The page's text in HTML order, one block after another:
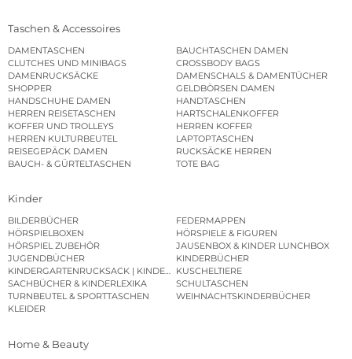
Taschen & Accessoires
DAMENTASCHEN
BAUCHTASCHEN DAMEN
CLUTCHES UND MINIBAGS
CROSSBODY BAGS
DAMENRUCKSÄCKE
DAMENSCHALS & DAMENTÜCHER
SHOPPER
GELDBÖRSEN DAMEN
HANDSCHUHE DAMEN
HANDTASCHEN
HERREN REISETASCHEN
HARTSCHALENKOFFER
KOFFER UND TROLLEYS
HERREN KOFFER
HERREN KULTURBEUTEL
LAPTOPTASCHEN
REISEGEPÄCK DAMEN
RUCKSÄCKE HERREN
BAUCH- & GÜRTELTASCHEN
TOTE BAG
Kinder
BILDERBÜCHER
FEDERMAPPEN
HÖRSPIELBOXEN
HÖRSPIELE & FIGUREN
HÖRSPIEL ZUBEHÖR
JAUSENBOX & KINDER LUNCHBOX
JUGENDBÜCHER
KINDERBÜCHER
KINDERGARTENRUCKSACK | KINDERGARTENBEUTEL
KUSCHELTIERE
SACHBÜCHER & KINDERLEXIKA
SCHULTASCHEN
TURNBEUTEL & SPORTTASCHEN
WEIHNACHTSKINDERBÜCHER
KLEIDER
Home & Beauty